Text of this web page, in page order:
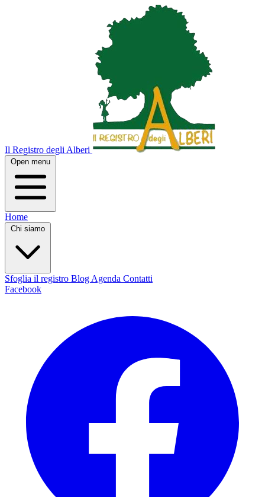
Il Registro degli Alberi
Open menu
Home
Chi siamo
Sfoglia il registro Blog Agenda Contatti
Facebook